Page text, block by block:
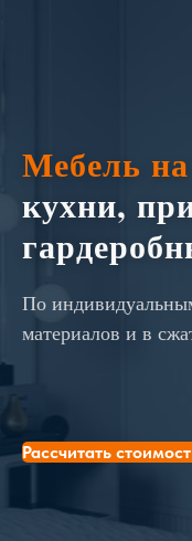
Мебель на
кухни,
По
материалов и в
Рассчитать